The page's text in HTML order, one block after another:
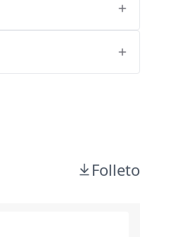
Folleto